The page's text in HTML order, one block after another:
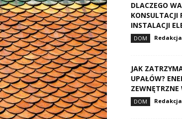
DLACZEGO
KONSULTACJI
INSTALACJI
DOM
JAK
UPAŁÓW?
ZEWNĘTRZNE
DOM